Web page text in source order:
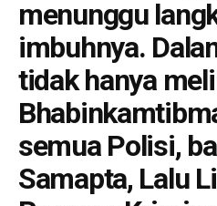
menunggu
imbuhnya.
tidak hanya
semua Polisi,
Samapta, Lalu